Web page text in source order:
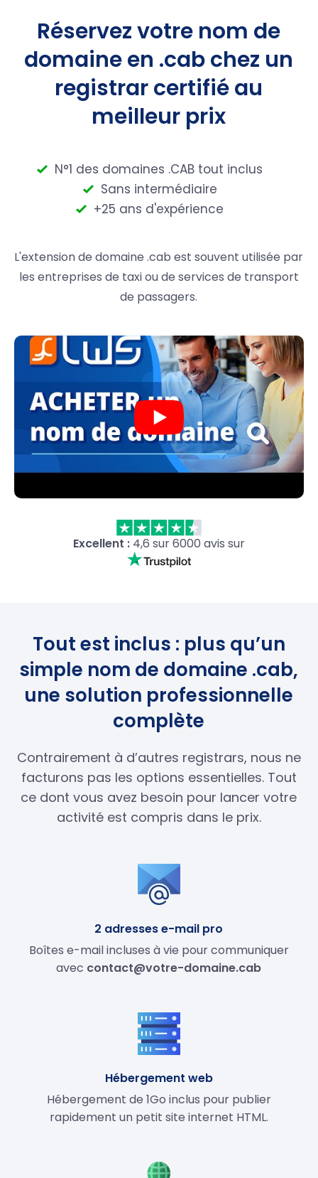
Réservez votre nom de
domaine en .cab chez un
registrar certifié au
meilleur prix
N°1 des domaines .CAB tout inclus
Sans intermédiaire
+25 ans d'expérience
L'extension de domaine .cab est souvent utilisée par
les entreprises de taxi ou de services de transport
de passagers.
Excellent :4,6 sur 6000 avis sur
Tout est inclus : plus qu’un
simple nom de domaine .cab,
une solution professionnelle
complète
Contrairement à d’autres registrars, nous ne
facturons pas les options essentielles. Tout
ce dont vous avez besoin pour lancer votre
activité est compris dans le prix.
2 adresses e-mail pro
Boîtes e-mail incluses à vie pour communiquer
avec contact@votre-domaine.cab
Hébergement web
Hébergement de 1Go inclus pour publier
rapidement un petit site internet HTML.